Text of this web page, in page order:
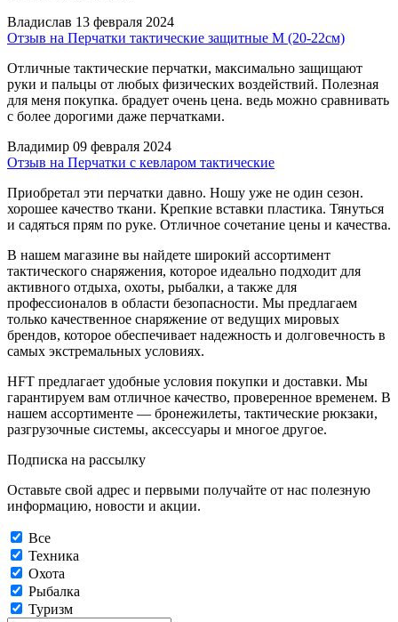
Владислав 13 февраля 2024
Отзыв на Перчатки тактические защитные М (20-22см)
Отличные тактические перчатки, максимально защищают
руки и пальцы от любых физических воздействий. Полезная
для меня покупка. брадует очень цена. ведь можно сравнивать
с более дорогими даже перчатками.
Владимир 09 февраля 2024
Отзыв на Перчатки с кевларом тактические
Приобретал эти перчатки давно. Ношу уже не один сезон.
хорошее качество ткани. Крепкие вставки пластика. Тянуться
и садяться прям по руке. Отличное сочетание цены и качества.
В нашем магазине вы найдете широкий ассортимент
тактического снаряжения, которое идеально подходит для
активного отдыха, охоты, рыбалки, а также для
профессионалов в области безопасности. Мы предлагаем
только качественное снаряжение от ведущих мировых
брендов, которое обеспечивает надежность и долговечность в
самых экстремальных условиях.
HFT предлагает удобные условия покупки и доставки. Мы
гарантируем вам отличное качество, проверенное временем. В
нашем ассортименте — бронежилеты, тактические рюкзаки,
разгрузочные системы, аксессуары и многое другое.
Подписка на рассылку
Оставьте свой адрес и первыми получайте от нас полезную
информацию, новости и акции.
Все
Техника
Охота
Рыбалка
Туризм